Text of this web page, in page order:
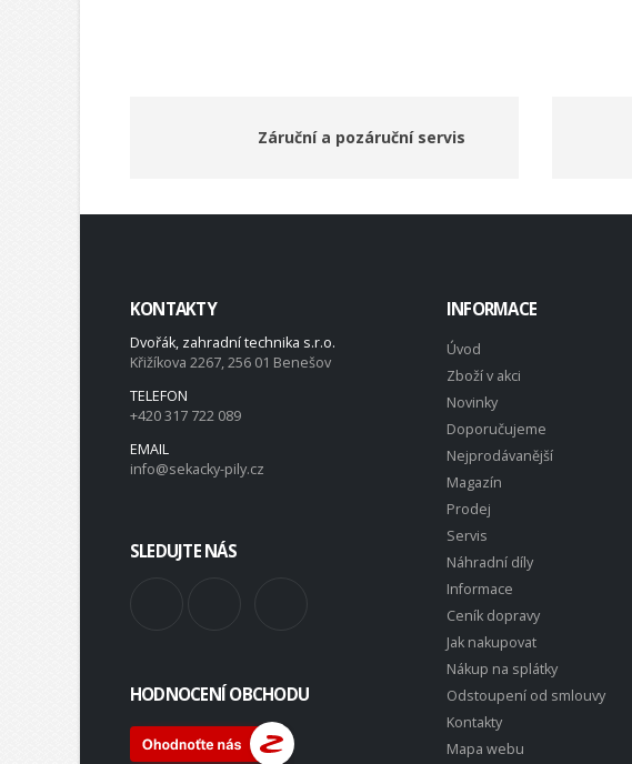
Záruční a pozáruční servis
KONTAKTY
Dvořák, zahradní technika s.r.o.
Křižíkova 2267, 256 01 Benešov
TELEFON
+420 317 722 089
EMAIL
info@sekacky-pily.cz
SLEDUJTE NÁS
HODNOCENÍ OBCHODU
INFORMACE
Úvod
Zboží v akci
Novinky
Doporučujeme
Nejprodávanější
Magazín
Prodej
Servis
Náhradní díly
Informace
Ceník dopravy
Jak nakupovat
Nákup na splátky
Odstoupení od smlouvy
Kontakty
Mapa webu